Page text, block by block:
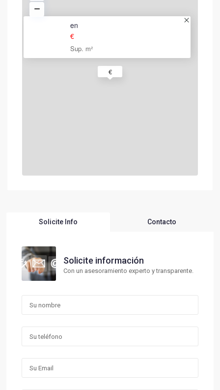
€
en
€
Sup. m²
Solicite Info Contacto
Solicite información
Con un asesoramiento experto y transparente.